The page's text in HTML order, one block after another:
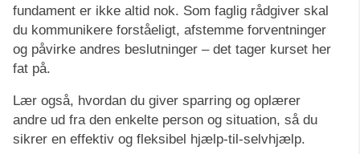
fundament er ikke altid nok. Som faglig rådgiver skal
du kommunikere forståeligt, afstemme forventninger
og påvirke andres beslutninger – det tager kurset her
fat på.
Lær også, hvordan du giver sparring og oplærer
andre ud fra den enkelte person og situation, så du
sikrer en effektiv og fleksibel hjælp-til-selvhjælp.